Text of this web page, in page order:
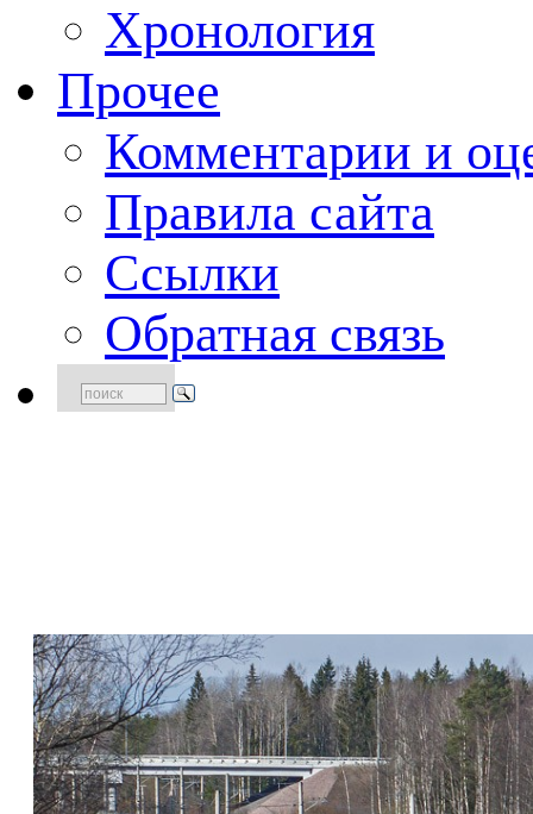
Хронология
Прочее
Комментарии и
Правила сайта
Ссылки
Обратная связь